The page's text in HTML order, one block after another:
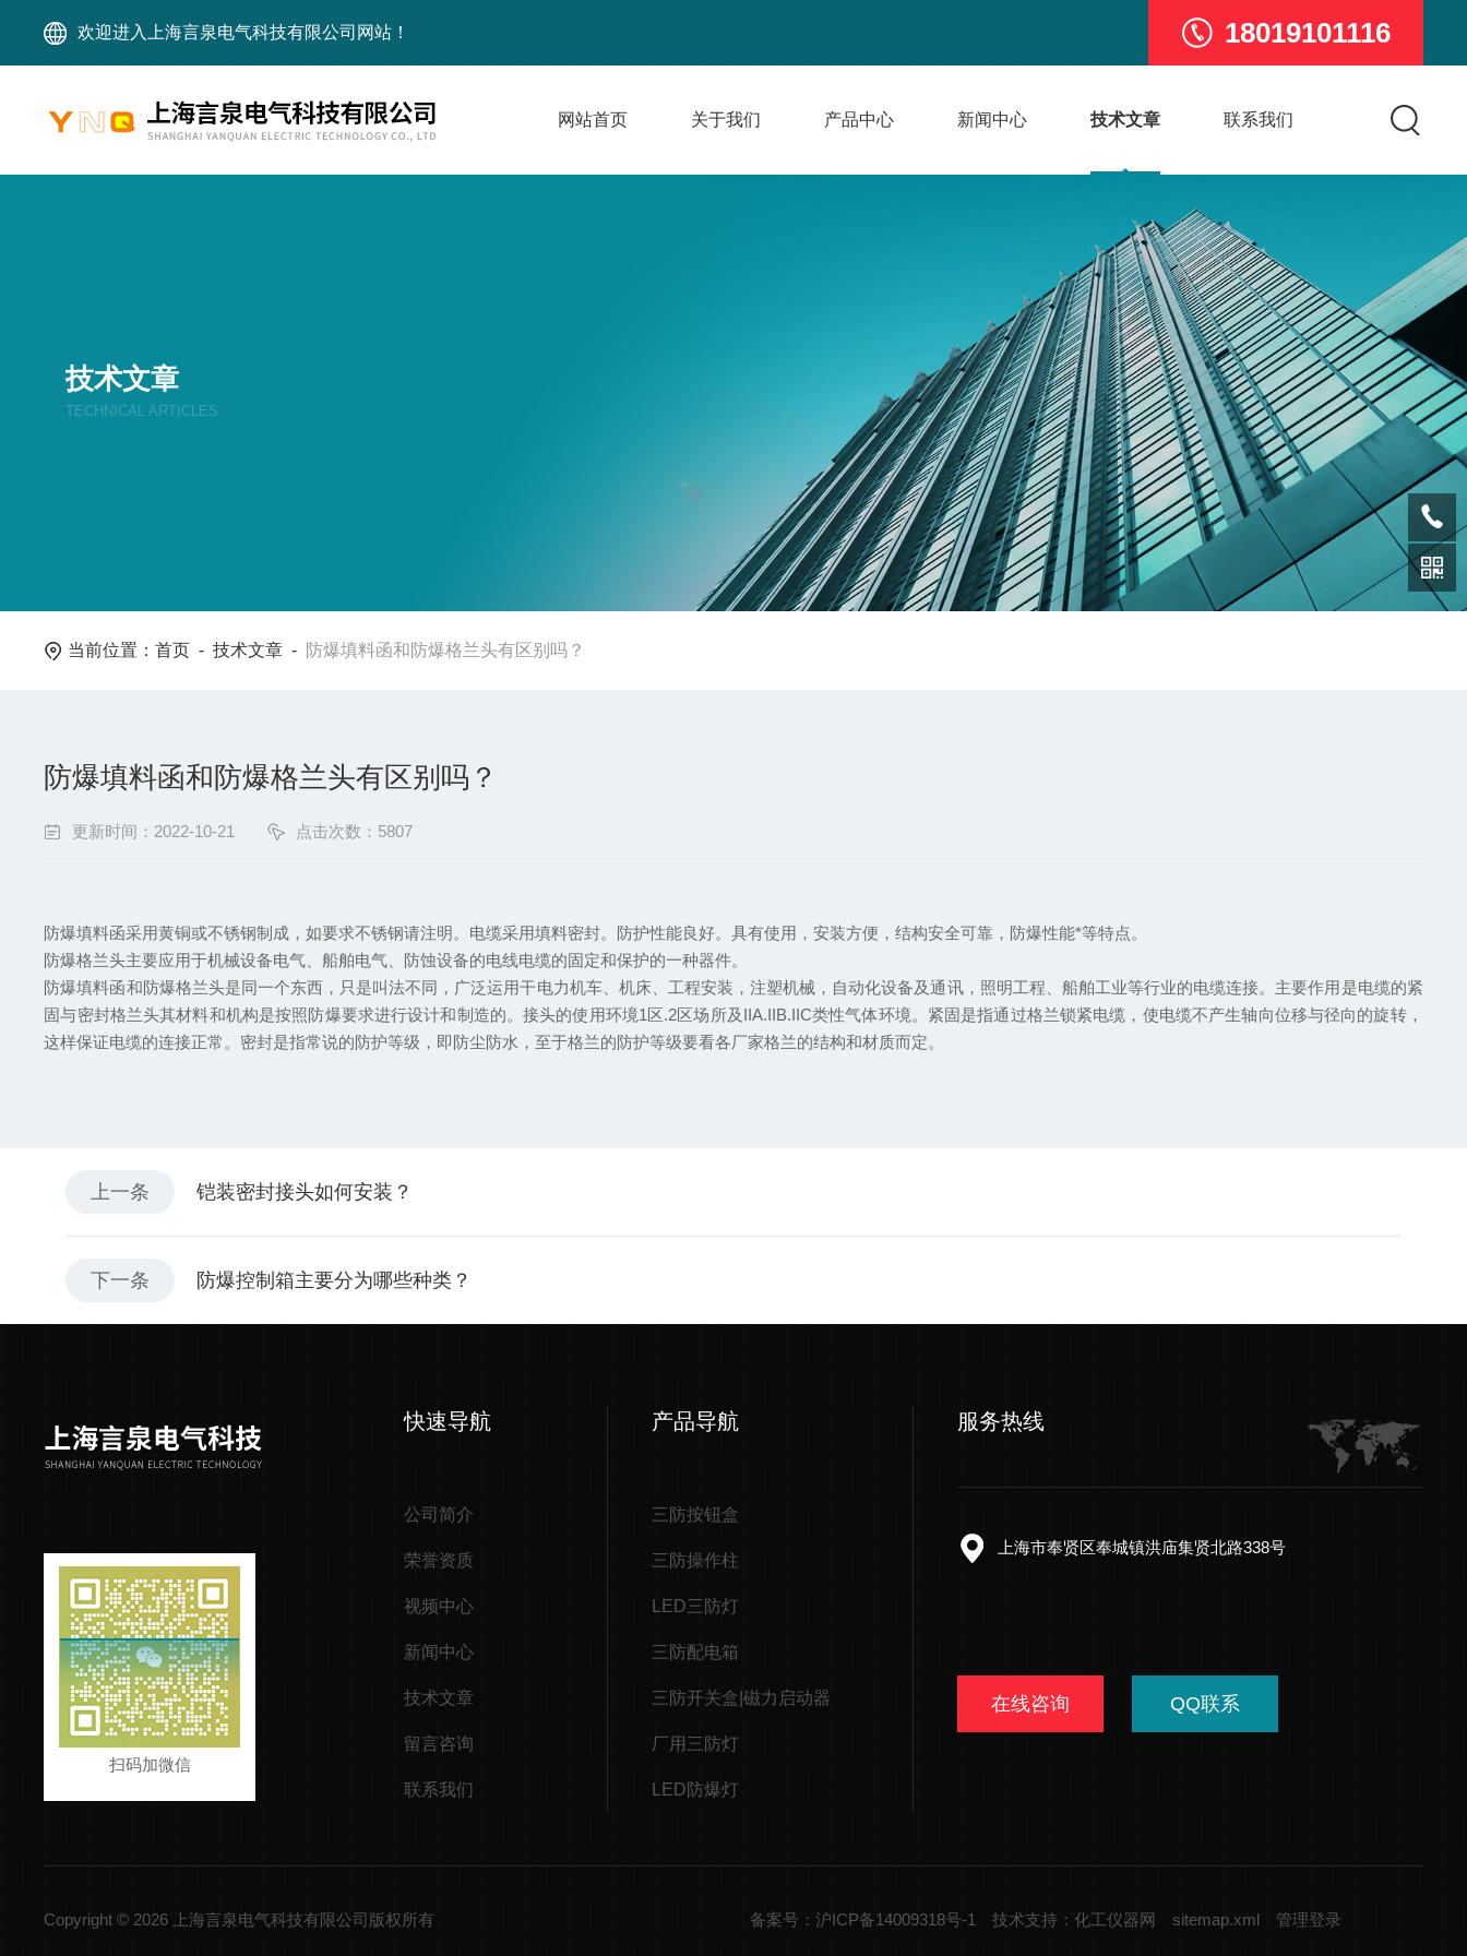
欢迎进入上海言泉电气科技有限公司网站！ 18019101116
网站首页 关于我们 产品中心 新闻中心 技术文章 联系我们
技术文章
TECHNICAL ARTICLES
当前位置：首页 -技术文章 - 防爆填料函和防爆格兰头有区别吗？
防爆填料函和防爆格兰头有区别吗？
更新时间：2022-10-21 点击次数：5807
防爆填料函采用黄铜或不锈钢制成，如要求不锈钢请注明。电缆采用填料密封。防护性能良好。具有使用，安装方便，结构安全可靠，防爆性能*等特点。
防爆格兰头主要应用于机械设备电气、船舶电气、防蚀设备的电线电缆的固定和保护的一种器件。
防爆填料函和防爆格兰头是同一个东西，只是叫法不同，广泛运用干电力机车、机床、工程安装，注塑机械，自动化设备及通讯，照明工程、船舶工业等行业的电缆连接。主要作用是电缆的紧
固与密封格兰头其材料和机构是按照防爆要求进行设计和制造的。接头的使用环境1区.2区场所及IIA.IIB.IIC类性气体环境。紧固是指通过格兰锁紧电缆，使电缆不产生轴向位移与径向的旋转，
这样保证电缆的连接正常。密封是指常说的防护等级，即防尘防水，至于格兰的防护等级要看各厂家格兰的结构和材质而定。
上一条 铠装密封接头如何安装？
下一条 防爆控制箱主要分为哪些种类？
扫码加微信
快速导航
公司简介
荣誉资质
视频中心
新闻中心
技术文章
留言咨询
联系我们
产品导航
三防按钮盒
三防操作柱
LED三防灯
三防配电箱
三防开关盒|磁力启动器
厂用三防灯
LED防爆灯
服务热线
上海市奉贤区奉城镇洪庙集贤北路338号
在线咨询 QQ联系
Copyright © 2026 上海言泉电气科技有限公司版权所有 备案号：沪ICP备14009318号-1 技术支持：化工仪器网 sitemap.xml 管理登录